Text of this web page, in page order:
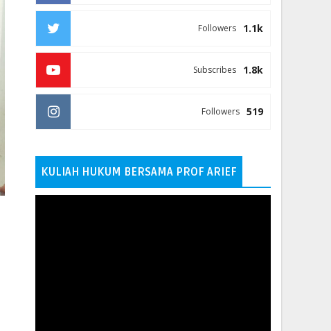
1.1k
Followers
1.8k
Subscribes
519
Followers
KULIAH HUKUM BERSAMA PROF ARIEF